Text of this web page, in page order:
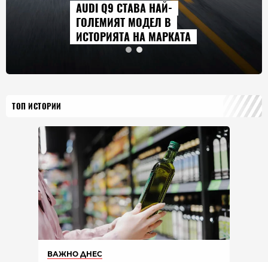
AUDI Q9 СТАВА НАЙ-
ГОЛЕМИЯТ МОДЕЛ В
ИСТОРИЯТА НА МАРКАТА
ТОП ИСТОРИИ
ВАЖНО ДНЕС